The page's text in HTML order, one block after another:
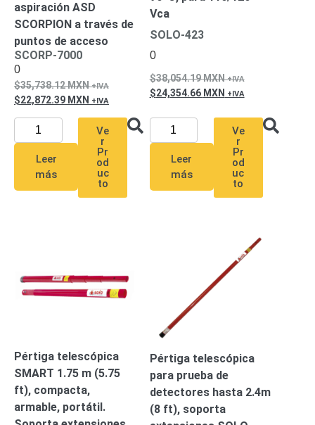
Energía
Adaptadores
de
ParedBaterías
AlimentaciónFuentes
Alimentación
con
Respaldo
Inyectores
PoE
Plantas
de
Kits-
Sistemas
de 4
Canales TurboHD
de 8
Canales
Monitores
aspiración ASD
SCORPION a través de
puntos de acceso
SCORP-7000
0
35,738.12MXN
22,872.39 MXN
Leer
más
Ve
r
Pr
od
uc
to
Vca
SOLO-423
0
38,054.19MXN
24,354.66 MXN
Leer
más
Ve
r
Pr
od
uc
to
Pértiga telescópica
SMART 1.75 m (5.75
ft), compacta,
armable, portátil.
Pértiga telescópica
para prueba de
detectores hasta 2.4m
(8 ft), soporta